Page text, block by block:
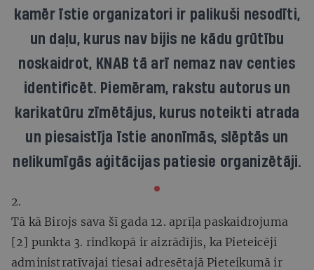
kamēr īstie organizatori ir palikuši nesodīti,
un daļu, kurus nav bijis ne kādu grūtību
noskaidrot, KNAB tā arī nemaz nav centies
identificēt. Piemēram, rakstu autorus un
karikatūru zīmētājus, kurus noteikti atrada
un piesaistīja īstie anonīmās, slēptās un
nelikumīgās aģitācijas patiesie organizētāji.
2.
Tā kā Birojs sava šī gada 12. aprīļa paskaidrojuma
[2] punkta 3. rindkopā ir aizrādījis, ka Pieteicēji
administratīvajai tiesai adresētajā Pieteikumā ir